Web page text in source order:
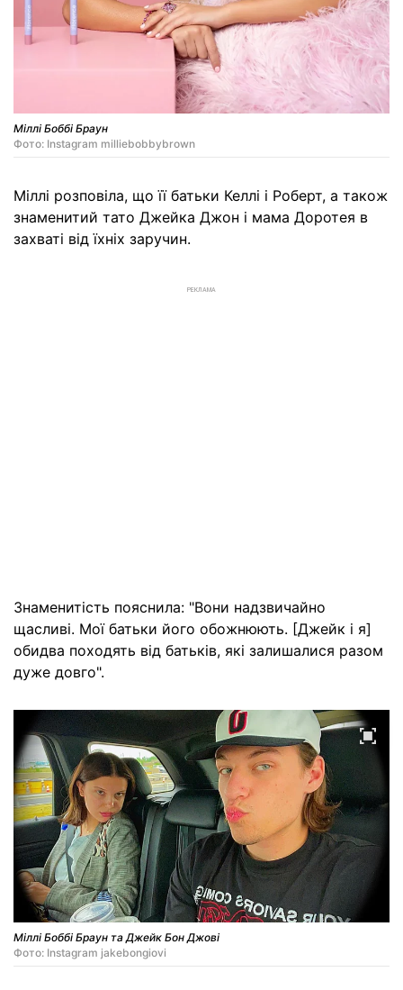
Міллі Боббі Браун
Фото: Instagram milliebobbybrown
Міллі розповіла, що її батьки Келлі і Роберт, а також
знаменитий тато Джейка Джон і мама Доротея в
захваті від їхніх заручин.
РЕКЛАМА
Знаменитість пояснила: "Вони надзвичайно
щасливі. Мої батьки його обожнюють. [Джейк і я]
обидва походять від батьків, які залишалися разом
дуже довго".
Міллі Боббі Браун та Джейк Бон Джові
Фото: Instagram jakebongiovi